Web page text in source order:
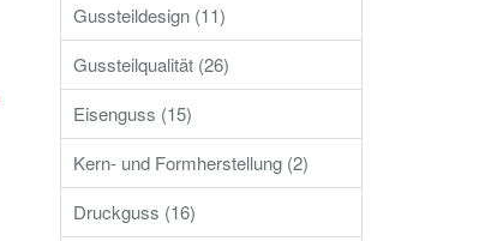
Gussteildesign (11)
Gussteilqualität (26)
Eisenguss (15)
Kern- und Formherstellung (2)
Druckguss (16)